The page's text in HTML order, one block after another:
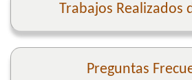
Trabajos Realizados
Preguntas